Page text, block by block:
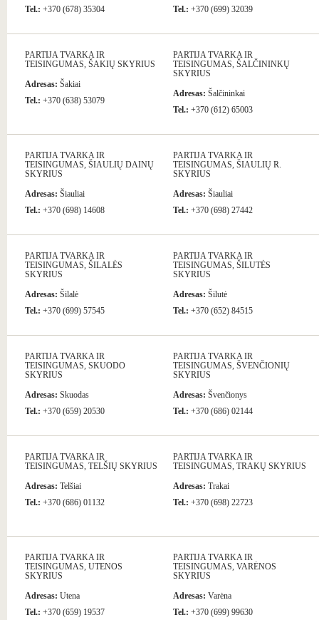
Tel.: +370 (678) 35304 Tel.: +370 (699) 32039
PARTIJA TVARKA IR
TEISINGUMAS, ŠAKIŲ SKYRIUS
Adresas: Šakiai
Tel.: +370 (638) 53079
PARTIJA TVARKA IR
TEISINGUMAS, ŠALČININKŲ
SKYRIUS
Adresas: Šalčininkai
Tel.: +370 (612) 65003
PARTIJA TVARKA IR
TEISINGUMAS, ŠIAULIŲ DAINŲ
SKYRIUS
Adresas: Šiauliai
Tel.: +370 (698) 14608
PARTIJA TVARKA IR
TEISINGUMAS, ŠIAULIŲ R.
SKYRIUS
Adresas: Šiauliai
Tel.: +370 (698) 27442
PARTIJA TVARKA IR
TEISINGUMAS, ŠILALĖS
SKYRIUS
Adresas: Šilalė
Tel.: +370 (699) 57545
PARTIJA TVARKA IR
TEISINGUMAS, ŠILUTĖS
SKYRIUS
Adresas: Šilutė
Tel.: +370 (652) 84515
PARTIJA TVARKA IR
TEISINGUMAS, SKUODO
SKYRIUS
Adresas: Skuodas
Tel.: +370 (659) 20530
PARTIJA TVARKA IR
TEISINGUMAS, ŠVENČIONIŲ
SKYRIUS
Adresas: Švenčionys
Tel.: +370 (686) 02144
PARTIJA TVARKA IR
TEISINGUMAS, TELŠIŲ SKYRIUS
Adresas: Telšiai
Tel.: +370 (686) 01132
PARTIJA TVARKA IR
TEISINGUMAS, TRAKŲ SKYRIUS
Adresas: Trakai
Tel.: +370 (698) 22723
PARTIJA TVARKA IR
TEISINGUMAS, UTENOS
SKYRIUS
Adresas: Utena
Tel.: +370 (659) 19537
PARTIJA TVARKA IR
TEISINGUMAS, VARĖNOS
SKYRIUS
Adresas: Varėna
Tel.: +370 (699) 99630